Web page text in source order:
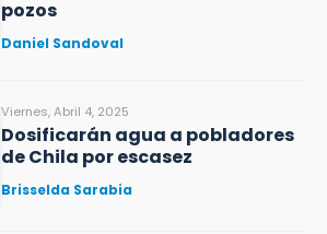
pozos
Daniel Sandoval
Viernes, Abril 4, 2025
Dosificarán agua a pobladores
de Chila por escasez
Brisselda Sarabia